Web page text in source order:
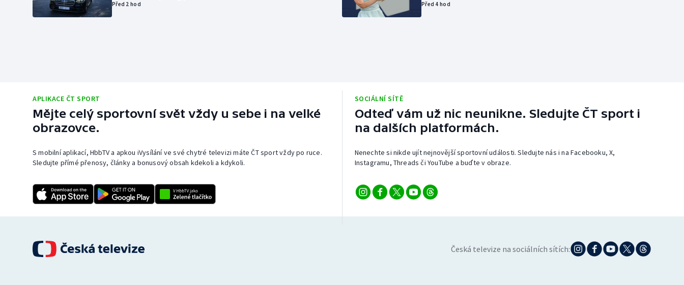
Před 2 hod Před 4 hod
APLIKACE ČT SPORT
Mějte celý sportovní svět vždy u sebe i na velké
obrazovce.
S mobilní aplikací, HbbTV a apkou iVysílání ve své chytré televizi máte ČT sport vždy po ruce.
Sledujte přímé přenosy, články a bonusový obsah kdekoli a kdykoli.
SOCIÁLNÍ SÍTĚ
Odteď vám už nic neunikne. Sledujte ČT sport i
na dalších platformách.
Nenechte si nikde ujít nejnovější sportovní události. Sledujte nás i na Facebooku, X,
Instagramu, Threads či YouTube a buďte v obraze.
Česká televize na sociálních sítích: